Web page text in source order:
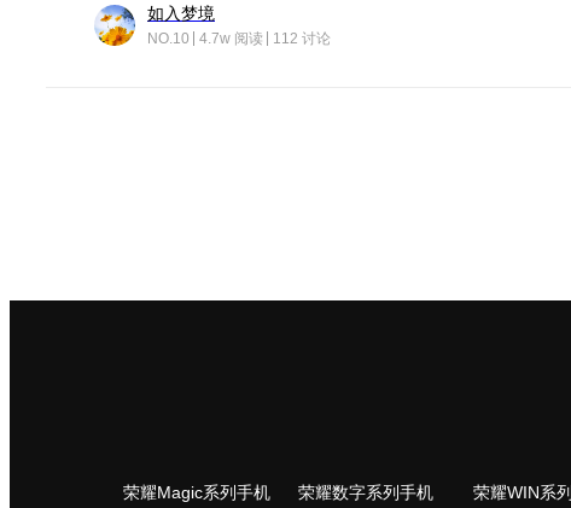
如入梦境
NO.10 4.7w 阅读 112 讨论
荣耀Magic系列手机 荣耀数字系列手机 荣耀WIN系列